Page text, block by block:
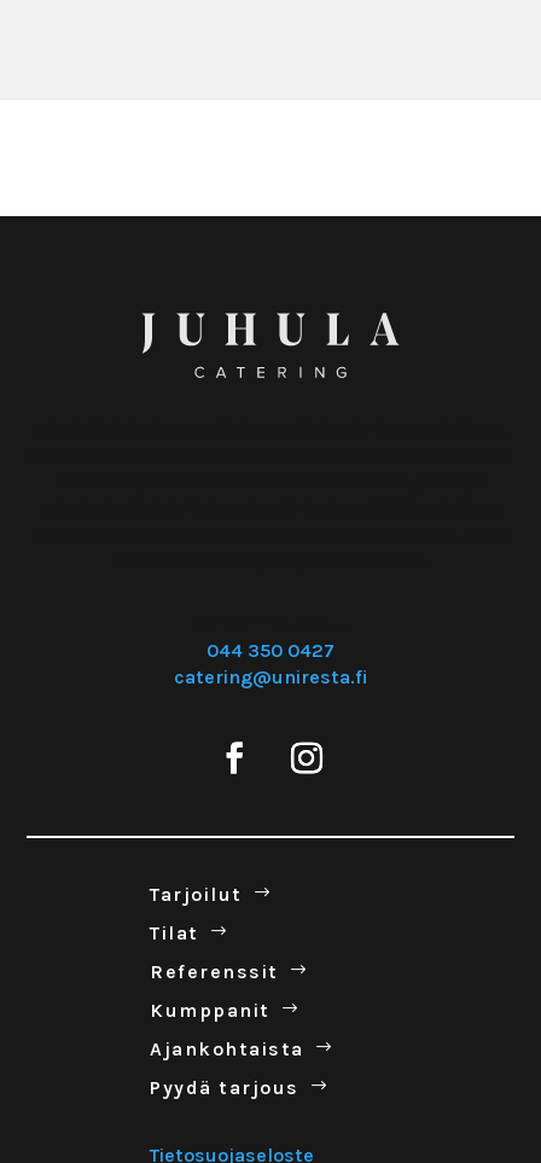
044 350 0427
catering@uniresta.fi
Tar­joilut
Tilat
Refe­renssit
Kump­panit
Ajan­koh­taista
Pyydä tar­jous
Tietosuojaseloste